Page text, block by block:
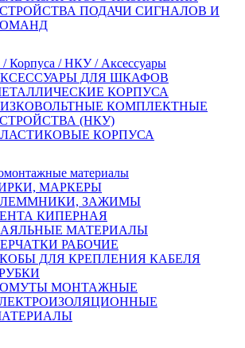
ПОДАЧИ СИГНАЛОВ И
Корпуса / НКУ / Аксессуары
ДЛЯ ШКАФОВ
КОРПУСА
КОМПЛЕКТНЫЕ
(НКУ)
КОРПУСА
материалы
МАРКЕРЫ
ЗАЖИМЫ
КИПЕРНАЯ
МАТЕРИАЛЫ
РАБОЧИЕ
ДЛЯ КРЕПЛЕНИЯ КАБЕЛЯ
МОНТАЖНЫЕ